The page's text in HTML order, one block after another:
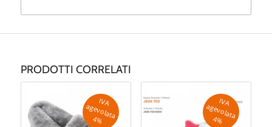
PRODOTTI CORRELATI
IV
A
a
g
e
v
o
la
ta
4
%
IV
A
a
g
e
v
o
la
ta
4
%